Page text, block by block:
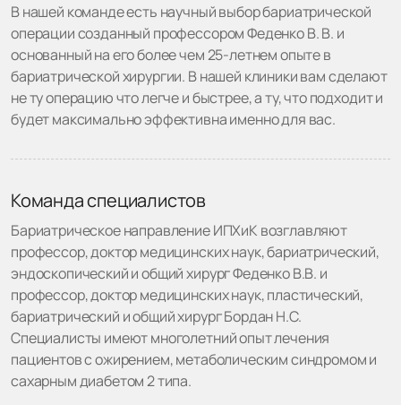
В нашей команде есть научный выбор бариатрической
операции созданный профессором Феденко В. В. и
основанный на его более чем 25-летнем опыте в
бариатрической хирургии. В нашей клиники вам сделают
не ту операцию что легче и быстрее, а ту, что подходит и
будет максимально эффективна именно для вас.
Команда специалистов
Бариатрическое направление ИПХиК возглавляют
профессор, доктор медицинских наук, бариатрический,
эндоскопический и общий хирург Феденко В.В. и
профессор, доктор медицинских наук, пластический,
бариатрический и общий хирург Бордан Н.С.
Специалисты имеют многолетний опыт лечения
пациентов с ожирением, метаболическим синдромом и
сахарным диабетом 2 типа.